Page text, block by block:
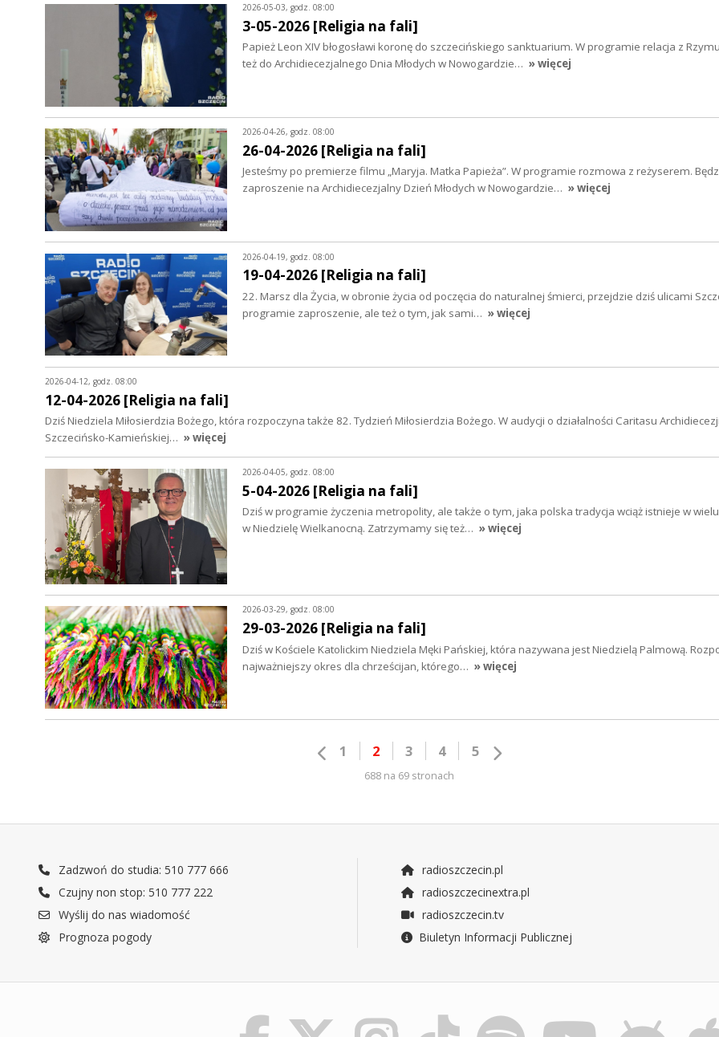
2026-05-03, godz. 08:00
3-05-2026 [Religia na fali]
Papież Leon XIV błogosławi koronę do szczecińskiego sanktuarium. W programie relacja z
też do Archidiecezjalnego Dnia Młodych w Nowogardzie… » więcej
2026-04-26, godz. 08:00
26-04-2026 [Religia na fali]
Jesteśmy po premierze filmu „Maryja. Matka Papieża”. W programie rozmowa z reżyserem.
zaproszenie na Archidiecezjalny Dzień Młodych w Nowogardzie… » więcej
2026-04-19, godz. 08:00
19-04-2026 [Religia na fali]
22. Marsz dla Życia, w obronie życia od poczęcia do naturalnej śmierci, przejdzie dziś ulicami
programie zaproszenie, ale też o tym, jak sami… » więcej
2026-04-12, godz. 08:00
12-04-2026 [Religia na fali]
Dziś Niedziela Miłosierdzia Bożego, która rozpoczyna także 82. Tydzień Miłosierdzia Bożego. W audycji o działalności Caritasu Archidiecezji
Szczecińsko-Kamieńskiej… » więcej
2026-04-05, godz. 08:00
5-04-2026 [Religia na fali]
Dziś w programie życzenia metropolity, ale także o tym, jaka polska tradycja wciąż istnieje w
w Niedzielę Wielkanocną. Zatrzymamy się też… » więcej
2026-03-29, godz. 08:00
29-03-2026 [Religia na fali]
Dziś w Kościele Katolickim Niedziela Męki Pańskiej, która nazywana jest Niedzielą Palmową.
najważniejszy okres dla chrześcijan, którego… » więcej
1 2 3 4 5
688 na 69 stronach
Zadzwoń do studia: 510 777 666
Czujny non stop: 510 777 222
Wyślij do nas wiadomość
Prognoza pogody
radioszczecin.pl
radioszczecinextra.pl
radioszczecin.tv
Biuletyn Informacji Publicznej